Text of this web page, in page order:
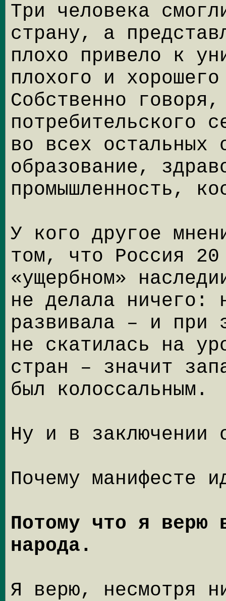
Три человека
страну, а
плохо привело к
плохого и
Собственно
потребительского
во всех остальных
образование,
промышленность,
У кого другое
том, что Россия 20
«ущербном»
не делала ничего:
развивала – и при
не скатилась на
стран – значит
был колоссальным.
Ну и в заключении
Почему манифесте
Потому что я верю
народа.
Я верю, несмотря